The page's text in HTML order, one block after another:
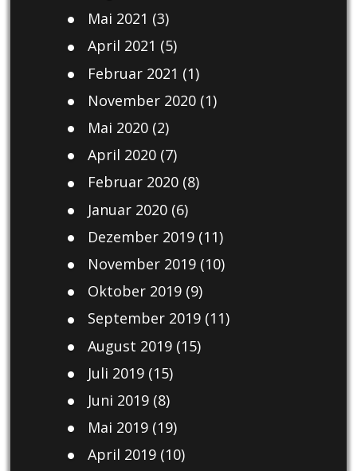
Mai 2021 (3)
April 2021 (5)
Februar 2021 (1)
November 2020(1)
Mai 2020(2)
April 2020(7)
Februar 2020(8)
Januar 2020(6)
Dezember 2019(11)
November 2019(10)
Oktober 2019(9)
September 2019(11)
August 2019(15)
Juli 2019(15)
Juni 2019(8)
Mai 2019(19)
April 2019(10)